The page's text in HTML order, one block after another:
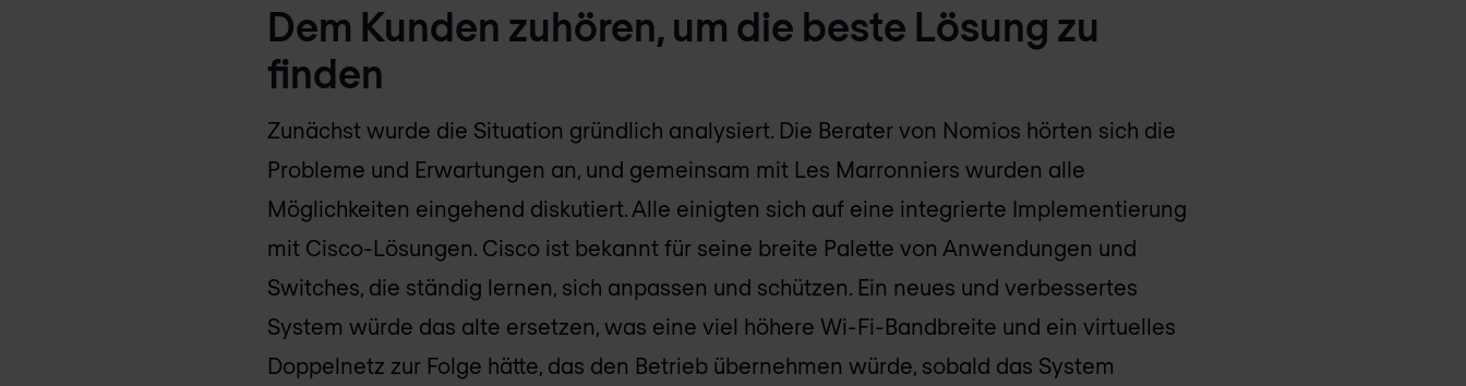
Dem Kunden zuhören, um die beste Lösung zu
finden
Zunächst wurde die Situation gründlich analysiert. Die Berater von Nomios hörten sich die
Probleme und Erwartungen an, und gemeinsam mit Les Marronniers wurden alle
Möglichkeiten eingehend diskutiert. Alle einigten sich auf eine integrierte Implementierung
mit Cisco-Lösungen. Cisco ist bekannt für seine breite Palette von Anwendungen und
Switches, die ständig lernen, sich anpassen und schützen. Ein neues und verbessertes
System würde das alte ersetzen, was eine viel höhere Wi-Fi-Bandbreite und ein virtuelles
Doppelnetz zur Folge hätte, das den Betrieb übernehmen würde, sobald das System